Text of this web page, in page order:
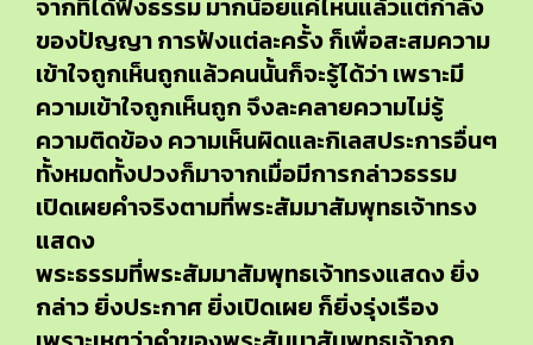
จากที่ได้ฟังธรรม มากน้อยแค่ไหนแล้วแต่กำลัง
ของปัญญา การฟังแต่ละครั้ง ก็เพื่อสะสมความ
เข้าใจถูกเห็นถูกแล้วคนนั้นก็จะรู้ได้ว่า เพราะมี
ความเข้าใจถูกเห็นถูก จึงละคลายความไม่รู้
ความติดข้อง ความเห็นผิดและกิเลสประการอื่นๆ
ทั้งหมดทั้งปวงก็มาจากเมื่อมีการกล่าวธรรม
เปิดเผยคำจริงตามที่พระสัมมาสัมพุทธเจ้าทรง
แสดง
พระธรรมที่พระสัมมาสัมพุทธเจ้าทรงแสดง ยิ่ง
กล่าว ยิ่งประกาศ ยิ่งเปิดเผย ก็ยิ่งรุ่งเรือง